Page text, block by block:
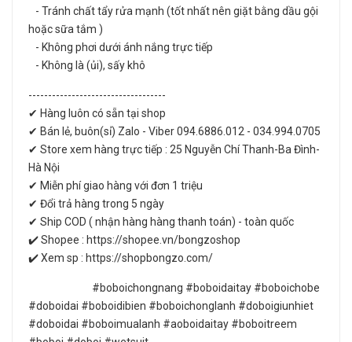
- Tránh chất tẩy rửa mạnh (tốt nhất nên giặt bằng dầu gội
hoặc sữa tắm )
- Không phơi dưới ánh nắng trực tiếp
- Không là (ủi), sấy khô
-----------------------------------
✔ Hàng luôn có sẵn tại shop
✔ Bán lẻ, buôn(sỉ) Zalo - Viber 094.6886.012 - 034.994.0705
✔ Store xem hàng trực tiếp : 25 Nguyễn Chí Thanh-Ba Đình-
Hà Nội
✔ Miễn phí giao hàng với đơn 1 triệu
✔ Đổi trả hàng trong 5 ngày
✔ Ship COD ( nhận hàng hàng thanh toán) - toàn quốc
✔️ Shopee : https://shopee.vn/bongzoshop
✔️ Xem sp : https://shopbongzo.com/
#boboichongnang #boboidaitay #boboichobe
#doboidai #boboidibien #boboichonglanh #doboigiunhiet
#doboidai #boboimualanh #aoboidaitay #boboitreem